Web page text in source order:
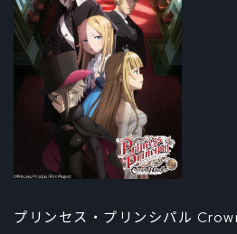
プリンセス・プリンシパル